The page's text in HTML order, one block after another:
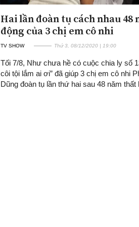
Hai lần đoàn tụ cách nhau 48
động của 3 chị em cô nhi
TV SHOW Thứ 3, 08/12/2020 | 19:00
Tối 7/8, Như chưa hề có cuộc chia ly số
côi tội lắm ai ơi” đã giúp 3 chị em cô nhi
Dũng đoàn tụ lần thứ hai sau 48 năm thất